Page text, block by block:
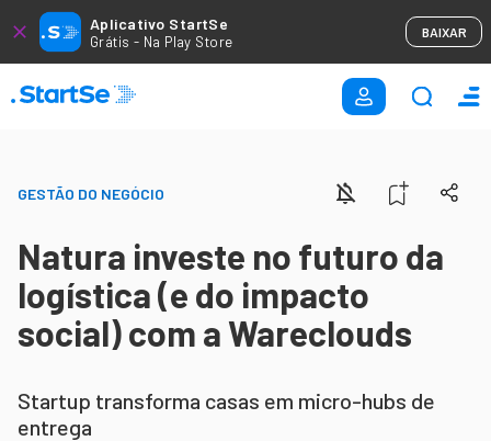
Aplicativo StartSe
Grátis - Na Play Store
BAIXAR
GESTÃO DO NEGÓCIO
Natura investe no futuro da
logística (e do impacto
social) com a Wareclouds
Startup transforma casas em micro-hubs de
entrega